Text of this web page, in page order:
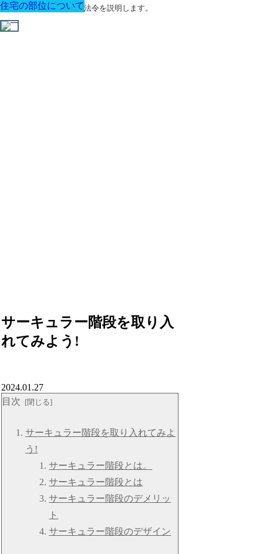
建築に関する用語と関連法令を説明します。
サーキュラー階段を取り入
れてみよう!
住宅の部位について
2024.01.27
目次
サーキュラー階段を取り入れてみよ
う!
サーキュラー階段とは。
サーキュラー階段とは
サーキュラー階段のデメリッ
ト
サーキュラー階段のデザイン
住宅の部位について
住宅の部位について
住宅の部位について
住宅の部位について
住宅の部位について
住宅の部位について